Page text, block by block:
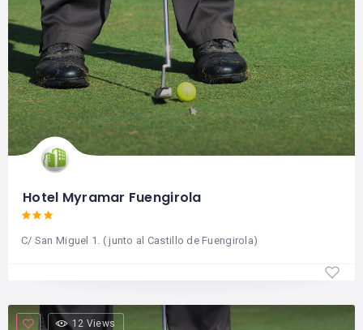
Hotel Myramar Fuengirola
C/ San Miguel 1. ( junto al Castillo de Fuengirola)
12 Views